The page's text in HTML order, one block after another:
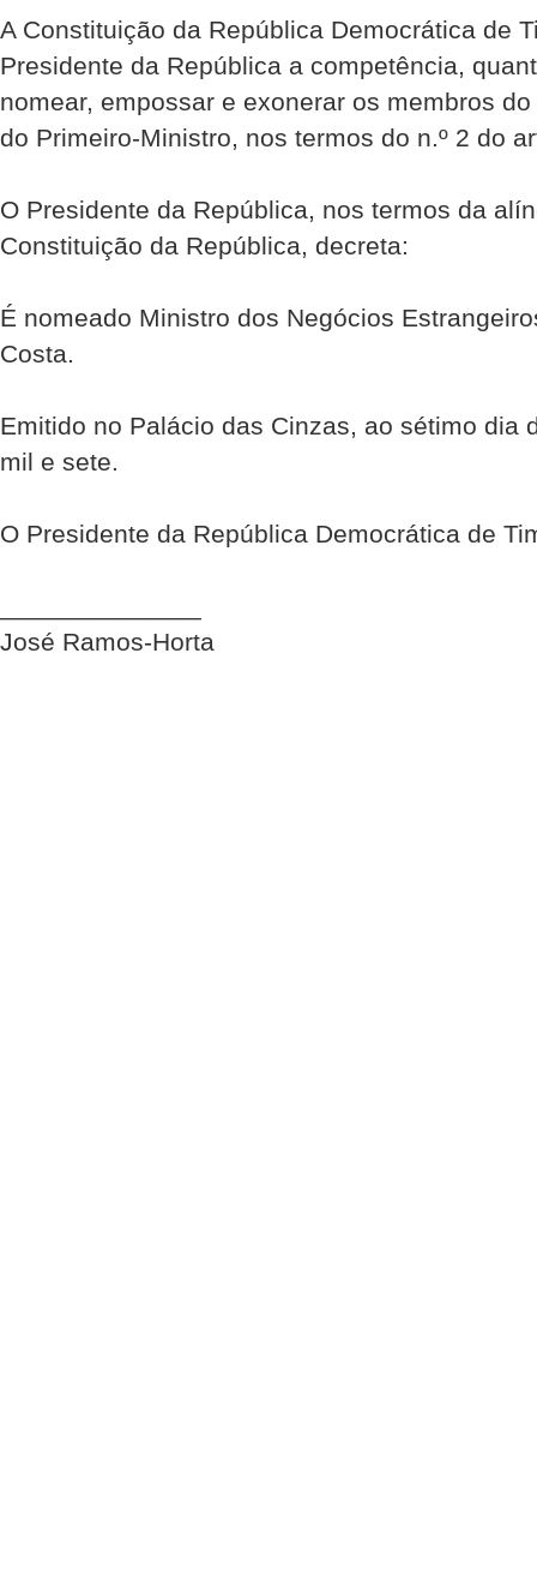
A Constituição da República Democrática de
Presidente da República a competência,
nomear, empossar e exonerar os membros
do Primeiro-Ministro, nos termos do n.º 2 do
O Presidente da República, nos termos da
Constituição da República, decreta:
É nomeado Ministro dos Negócios
Costa.
Emitido no Palácio das Cinzas, ao sétimo dia
mil e sete.
O Presidente da República Democrática de
José Ramos-Horta